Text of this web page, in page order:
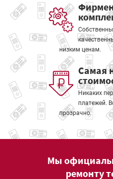
низким ценам.
Самая
Никаких
платежей.
прозрачно.
Мы
ремонту